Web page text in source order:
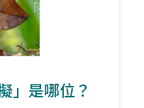
」是哪位？